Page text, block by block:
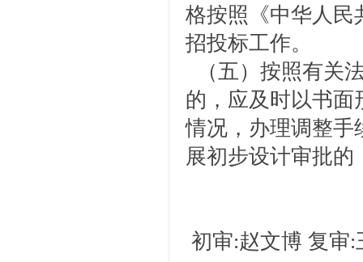
格按照《中华人民
招投标工作。
（五）按照有关
的，应及时以书面
情况，办理调整手
展初步设计审批
初审:赵文博 复审